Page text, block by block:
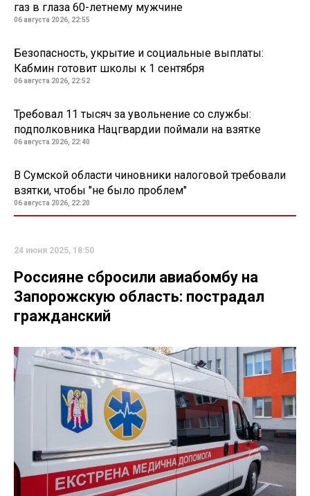
газ в глаза 60-летнему мужчине
06 августа 2026, 22:55
Безопасность, укрытие и социальные выплаты:
Кабмин готовит школы к 1 сентября
06 августа 2026, 22:52
Требовал 11 тысяч за увольнение со службы:
подполковника Нацгвардии поймали на взятке
06 августа 2026, 22:40
В Сумской области чиновники налоговой требовали
взятки, чтобы "не было проблем"
06 августа 2026, 22:20
24 июня 2025, 18:50
Россияне сбросили авиабомбу на
Запорожскую область: пострадал
гражданский